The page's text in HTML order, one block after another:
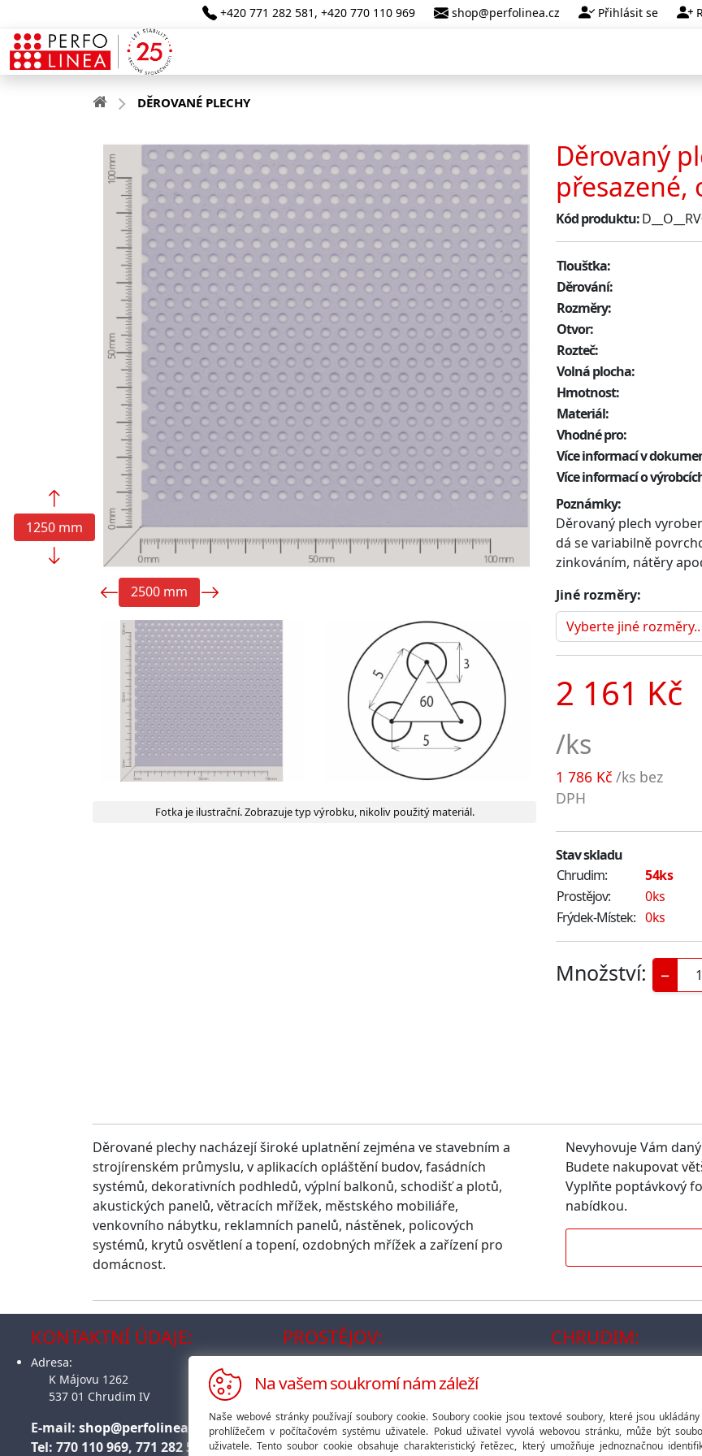
+420 771 282 581 , +420 770 110 969 shop@perfolinea.cz Přihlásit se
Na vašem soukromí nám záleží
Naše webové stránky používají soubory cookie. Soubory cookie jsou textové soubory, které jsou
prohlížečem v počítačovém systému uživatele. Pokud uživatel vyvolá webovou stránku, může být
uživatele. Tento soubor cookie obsahuje charakteristický řetězec, který umožňuje jednoznačnou
DĚROVANÉ PLECHY
1250 mm
2500 mm
Fotka je ilustrační. Zobrazuje typ výrobku, nikoliv použitý materiál.
Děrovaný
přesazené,
Kód produktu:
Tloušťka:
Děrování:
Rozměry:
Otvor:
Rozteč:
Volná plocha:
Hmotnost:
Materiál:
Vhodné pro:
Více informací v
Více informací o
Poznámky:
Děrovaný plech
dá se variabilně
zinkováním, nátěry
Jiné rozměry:
2 161 Kč
/ks
1 786 Kč /ks bez
DPH
Stav skladu
Chrudim:
54ks
Prostějov:
0ks
Frýdek-Místek: 0ks
Množství: −
Děrované plechy nacházejí široké uplatnění zejména ve stavebním a
strojírenském průmyslu, v aplikacích opláštění budov, fasádních
systémů, dekorativních podhledů, výplní balkonů, schodišť a plotů,
akustických panelů, větracích mřížek, městského mobiliáře,
venkovního nábytku, reklamních panelů, nástěnek, policových
systémů, krytů osvětlení a topení, ozdobných mřížek a zařízení pro
domácnost.
Nevyhovuje Vám
Budete nakupovat
Vyplňte poptávkový
nabídkou.
KONTAKTNÍ ÚDAJE:
Adresa:
K Májovu 1262
537 01 Chrudim IV
E-mail: shop@perfolinea.cz
Tel: 770 110 969, 771 282 581
PROSTĚJOV:
Šlikova 4808
pondělí - pátek | 6:30 - 15:30
najdi na mapě
CHRUDIM:
pondělí - pátek | 7:00 -
najdi na mapě